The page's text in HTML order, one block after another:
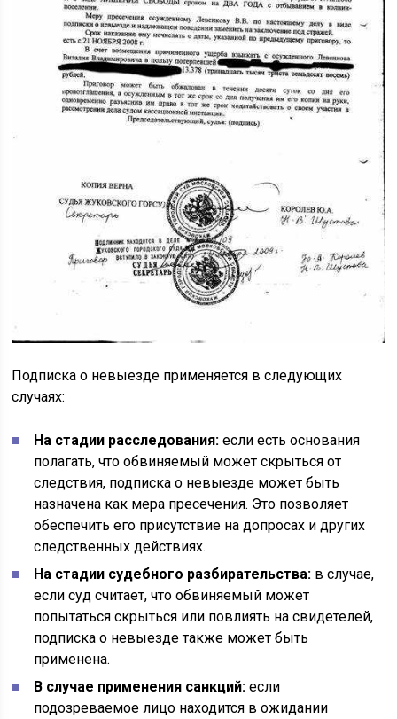
Подписка о невыезде применяется в следующих
случаях:
На стадии расследования: если есть основания
полагать, что обвиняемый может скрыться от
следствия, подписка о невыезде может быть
назначена как мера пресечения. Это позволяет
обеспечить его присутствие на допросах и других
следственных действиях.
На стадии судебного разбирательства: в случае,
если суд считает, что обвиняемый может
попытаться скрыться или повлиять на свидетелей,
подписка о невыезде также может быть
применена.
В случае применения санкций: если
подозреваемое лицо находится в ожидании